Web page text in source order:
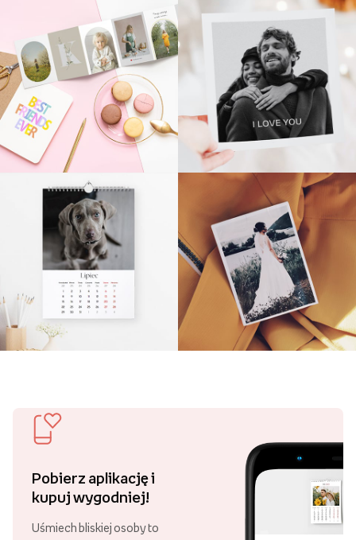
Pobierz aplikację i
kupuj wygodniej!
Uśmiech bliskiej osoby to